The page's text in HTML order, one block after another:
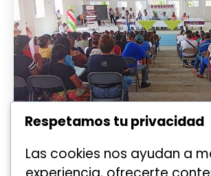
Respetamos tu privacidad
Las cookies nos ayudan a